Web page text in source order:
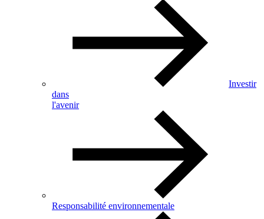
Investir
dans
l'avenir
Responsabilité environnementale